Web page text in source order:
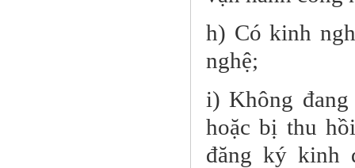
h) Có kinh
nghệ;
i) Không
hoặc bị thu
đăng ký kinh